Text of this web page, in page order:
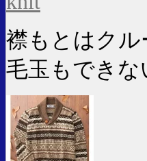
襟もとはクル
毛玉もでき